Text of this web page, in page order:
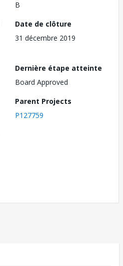
B
Date de clôture
31 décembre 2019
Dernière étape atteinte
Board Approved
Parent Projects
P127759